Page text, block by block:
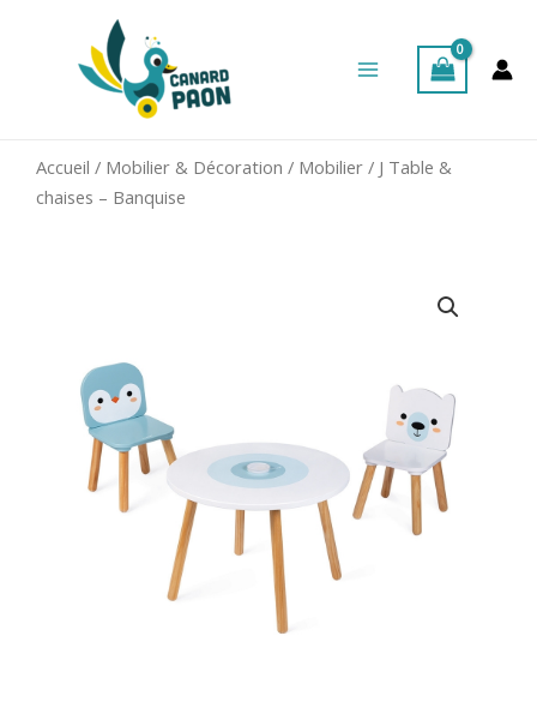
Menu
Accueil / Mobilier & Décoration / Mobilier / J Table &
chaises – Banquise